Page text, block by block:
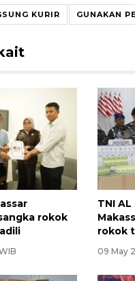
KURIR GUNAKAN
rokok
TNI
rokok
09 May